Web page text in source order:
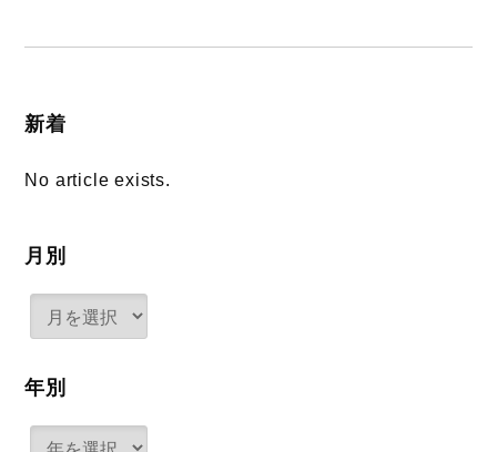
新着
No article exists.
月別
年別